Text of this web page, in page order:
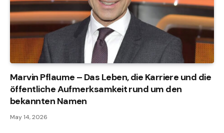
Marvin Pflaume – Das Leben, die Karriere und die
öffentliche Aufmerksamkeit rund um den
bekannten Namen
May 14, 2026